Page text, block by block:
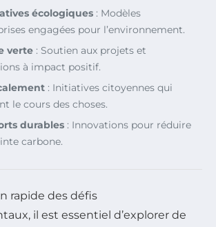
écologiques : Modèles
engagées pour l’environnement.
verte : Soutien aux projets et
à impact positif.
: Initiatives citoyennes qui
le cours des choses.
durables : Innovations pour réduire
carbone.
rapide des défis
il est essentiel d’explorer de